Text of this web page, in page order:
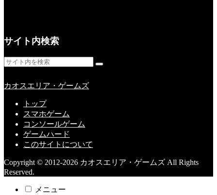
サイト内検索
カオスエリア・ゲームズ
トップ
スマホゲーム
コンソールゲーム
ゲームハード
このサイトについて
Copyright © 2012-2026 カオスエリア・ゲームズ All Rights
Reserved.
メニュー